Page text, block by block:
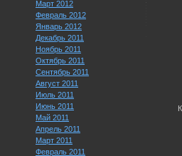
Март 2012
Февраль 2012
Январь 2012
Декабрь 2011
Ноябрь 2011
Октябрь 2011
Сентябрь 2011
Август 2011
Июль 2011
Июнь 2011
Май 2011
Апрель 2011
Март 2011
Февраль 2011